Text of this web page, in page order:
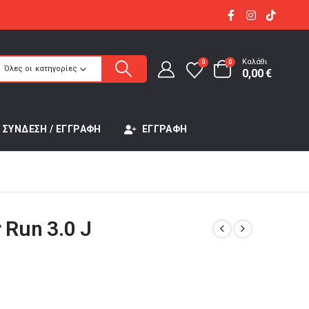
Όλες οι κατηγορίες
0 0 Καλάθι
0,00€
ΣΎΝΔΕΣΗ / ΕΓΓΡΑΦΉ ΕΓΓΡΑΦΉ
Run 3.0 J